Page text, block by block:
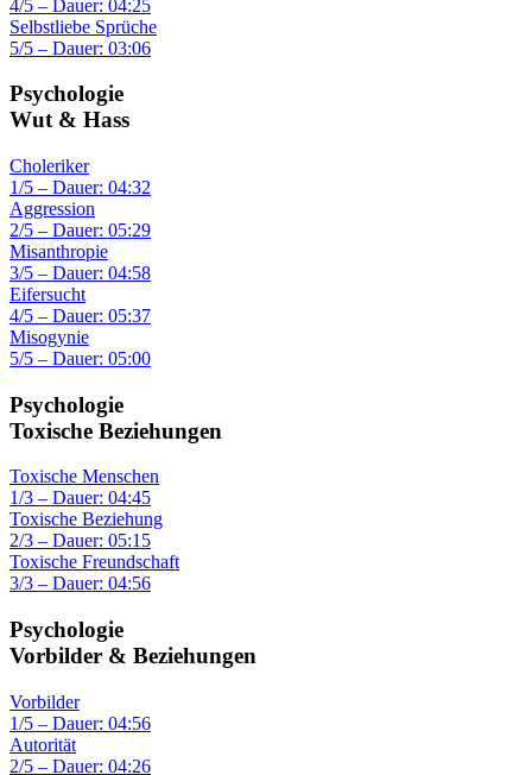
4/5 – Dauer: 04:25
Selbstliebe Sprüche
5/5 – Dauer: 03:06
Psychologie
Wut & Hass
Choleriker
1/5 – Dauer: 04:32
Aggression
2/5 – Dauer: 05:29
Misanthropie
3/5 – Dauer: 04:58
Eifersucht
4/5 – Dauer: 05:37
Misogynie
5/5 – Dauer: 05:00
Psychologie
Toxische Beziehungen
Toxische Menschen
1/3 – Dauer: 04:45
Toxische Beziehung
2/3 – Dauer: 05:15
Toxische Freundschaft
3/3 – Dauer: 04:56
Psychologie
Vorbilder & Beziehungen
Vorbilder
1/5 – Dauer: 04:56
Autorität
2/5 – Dauer: 04:26